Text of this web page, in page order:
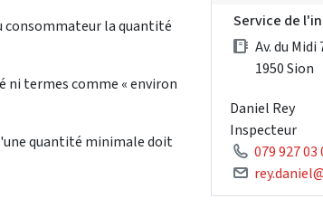
consommateur la quantité
ni termes comme « environ
quantité minimale doit
Service de
Av. du Midi
1950 Sion
Daniel Rey
Inspecteur
079 927 03